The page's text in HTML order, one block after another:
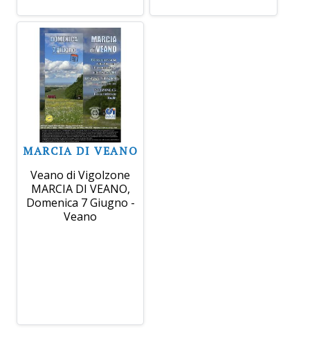
MARCIA DI VEANO
Veano di Vigolzone
MARCIA DI VEANO,
Domenica 7 Giugno -
Veano